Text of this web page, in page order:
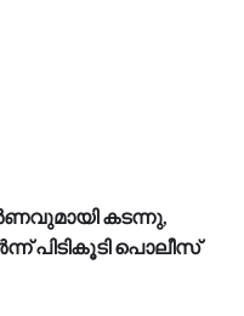
കടന്നു,
പിടികൂടി പൊലീസ്